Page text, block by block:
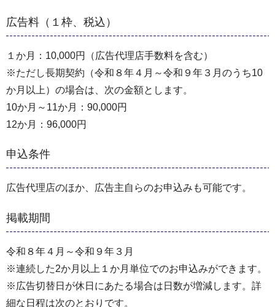
広告料（１枠、税込）
１か月：10,000円（広告代理店手数料を含む）
※ただし長期契約（令和８年４月～令和９年３月のうち10
か月以上）の場合は、次の金額とします。
10か月～11か月：90,000円
12か月：96,000円
申込条件
広告代理店のほか、広告主自らのお申込みも可能です。
掲載期間
令和８年４月～令和９年３月
※連続した2か月以上１か月単位でのお申込みができます。
※広告切替日が休日にあたる場合は日数が増減します。詳
細な日程は次のとおりです。